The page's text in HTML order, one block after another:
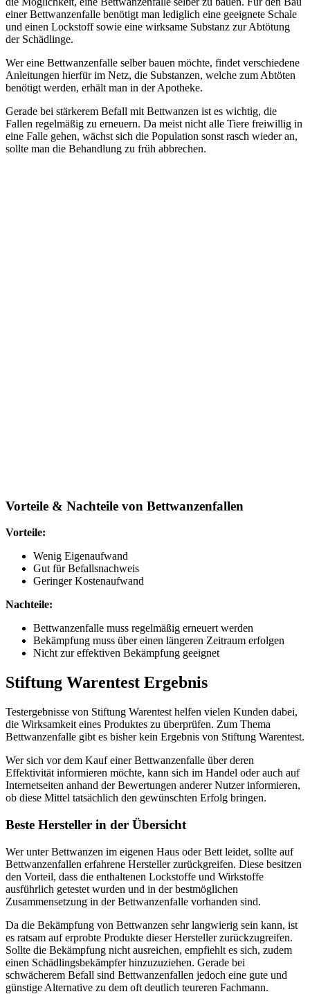
einer Bettwanzenfalle benötigt man lediglich eine geeignete Schale
und einen Lockstoff sowie eine wirksame Substanz zur Abtötung
der Schädlinge.
Wer eine Bettwanzenfalle selber bauen möchte, findet verschiedene
Anleitungen hierfür im Netz, die Substanzen, welche zum Abtöten
benötigt werden, erhält man in der Apotheke.
Gerade bei stärkerem Befall mit Bettwanzen ist es wichtig, die
Fallen regelmäßig zu erneuern. Da meist nicht alle Tiere freiwillig in
eine Falle gehen, wächst sich die Population sonst rasch wieder an,
sollte man die Behandlung zu früh abbrechen.
Vorteile & Nachteile von Bettwanzenfallen
Vorteile:
Wenig Eigenaufwand
Gut für Befallsnachweis
Geringer Kostenaufwand
Nachteile:
Bettwanzenfalle muss regelmäßig erneuert werden
Bekämpfung muss über einen längeren Zeitraum erfolgen
Nicht zur effektiven Bekämpfung geeignet
Stiftung Warentest Ergebnis
Testergebnisse von Stiftung Warentest helfen vielen Kunden dabei,
die Wirksamkeit eines Produktes zu überprüfen. Zum Thema
Bettwanzenfalle gibt es bisher kein Ergebnis von Stiftung Warentest.
Wer sich vor dem Kauf einer Bettwanzenfalle über deren
Effektivität informieren möchte, kann sich im Handel oder auch auf
Internetseiten anhand der Bewertungen anderer Nutzer informieren,
ob diese Mittel tatsächlich den gewünschten Erfolg bringen.
Beste Hersteller in der Übersicht
Wer unter Bettwanzen im eigenen Haus oder Bett leidet, sollte auf
Bettwanzenfallen erfahrene Hersteller zurückgreifen. Diese besitzen
den Vorteil, dass die enthaltenen Lockstoffe und Wirkstoffe
ausführlich getestet wurden und in der bestmöglichen
Zusammensetzung in der Bettwanzenfalle vorhanden sind.
Da die Bekämpfung von Bettwanzen sehr langwierig sein kann, ist
es ratsam auf erprobte Produkte dieser Hersteller zurückzugreifen.
Sollte die Bekämpfung nicht ausreichen, empfiehlt es sich, zudem
einen Schädlingsbekämpfer hinzuzuziehen. Gerade bei
schwächerem Befall sind Bettwanzenfallen jedoch eine gute und
günstige Alternative zu dem oft deutlich teureren Fachmann.